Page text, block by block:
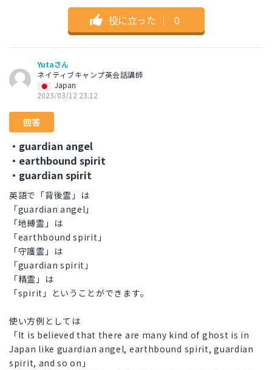
役に立った ｜ 0
Yutaさん
ネイティブキャンプ英会話講師
Japan
2023/03/12 23:12
回答
・guardian angel
・earthbound spirit
・guardian spirit
英語で「背後霊」は
「guardian angel」
「地縛霊」は
「earthbound spirit」
「守護霊」は
「guardian spirit」
「精霊」は
「spirit」ということができます。
使い方例としては
「It is believed that there are many kind of ghost is in
Japan like guardian angel, earthbound spirit, guardian
spirit, and so on」